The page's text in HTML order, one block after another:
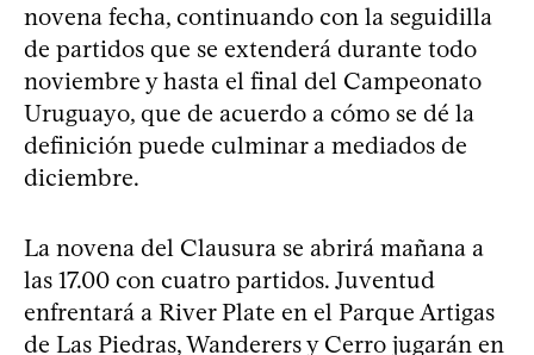
novena fecha, continuando con la seguidilla
de partidos que se extenderá durante todo
noviembre y hasta el final del Campeonato
Uruguayo, que de acuerdo a cómo se dé la
definición puede culminar a mediados de
diciembre.
La novena del Clausura se abrirá mañana a
las 17.00 con cuatro partidos. Juventud
enfrentará a River Plate en el Parque Artigas
de Las Piedras, Wanderers y Cerro jugarán en